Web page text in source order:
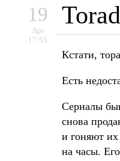
19
Apr
17:53
Кстати,
Есть
Сериалы
снова
и гоняют их
на часы.